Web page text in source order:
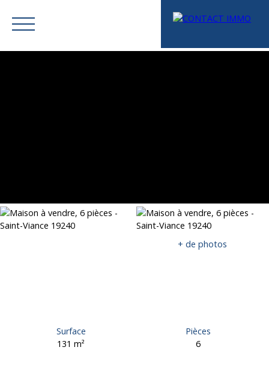
Mes favoris Espace vendeur Estimation
+ de photos
Surface
131m²
Pièces
6